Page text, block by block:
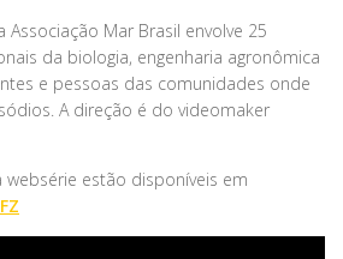
Mar Brasil envolve 25
da biologia, engenharia agronômica
e pessoas das comunidades onde
A direção é do videomaker
estão disponíveis em